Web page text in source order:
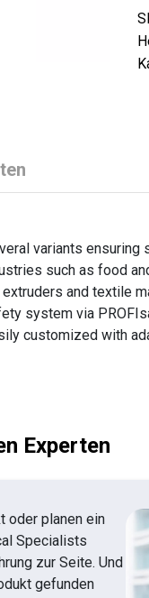
variants
such as food
and textile
system via
customized with
Experten
oder planen ein
Specialists
zur Seite. Und
gefunden